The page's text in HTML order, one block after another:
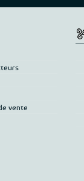
vente